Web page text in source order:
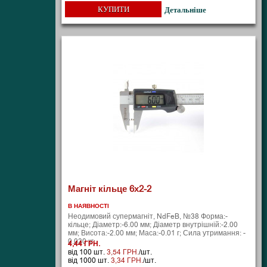
КУПИТИ Детальніше
Магніт кільце 6х2-2
В НАЯВНОСТІ
Неодимовий супермагніт, NdFeB, №38 Форма:-
кільце; Діаметр:-6.00 мм; Діаметр внутрішній:-2.00
мм; Висота:-2.00 мм; Маса:-0.01 г; Сила утримання: -
0.030 кг;
4,44 ГРН.
від 100 шт.3,54 ГРН./шт.
від 1000 шт.3,34 ГРН./шт.